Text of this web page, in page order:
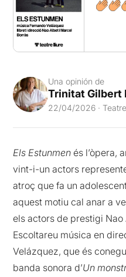
Una opinión de
Trinitat Gilbert
22/04/2026 ·
Els Estunmen és l’òpera,
vint-i-un actors
atroç que fa un
aquest motiu cal anar a
els actors de prestigi
Escoltareu música en
Velázquez, que és
banda sonora d’Un